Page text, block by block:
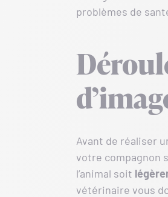
problèmes de
Avant de réaliser
votre compagnon
l’animal soit
vétérinaire vous